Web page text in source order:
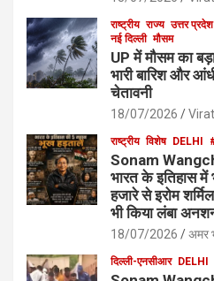
राष्ट्रीय राज्य उत्तर प्रदेश
नई दिल्ली मौसम
UP में मौसम का
भारी बारिश और
चेतावनी
18/07/2026
राष्ट्रीय विशेष DELHI
Sonam
भारत के इतिहास में
हजारे से इरोम
भी किया लंबा
18/07/2026 अमर
दिल्ली-एनसीआर DELHI